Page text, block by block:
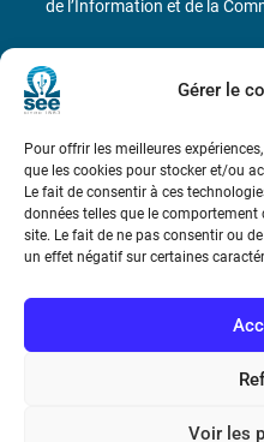
Gérer le
Pour offrir les meilleures
que les cookies pour stocker et/ou
Le fait de consentir à ces
données telles que le
site. Le fait de ne pas consentir ou
un effet négatif sur certaines
Voir les
Bicentenaire des
de l’Information et de la
Métro : « Boissière » Ligne 6
Téléphone : (+33) 1 56 90 37
N° de SIREN : 785 393 232,
communautaire : FR44 785